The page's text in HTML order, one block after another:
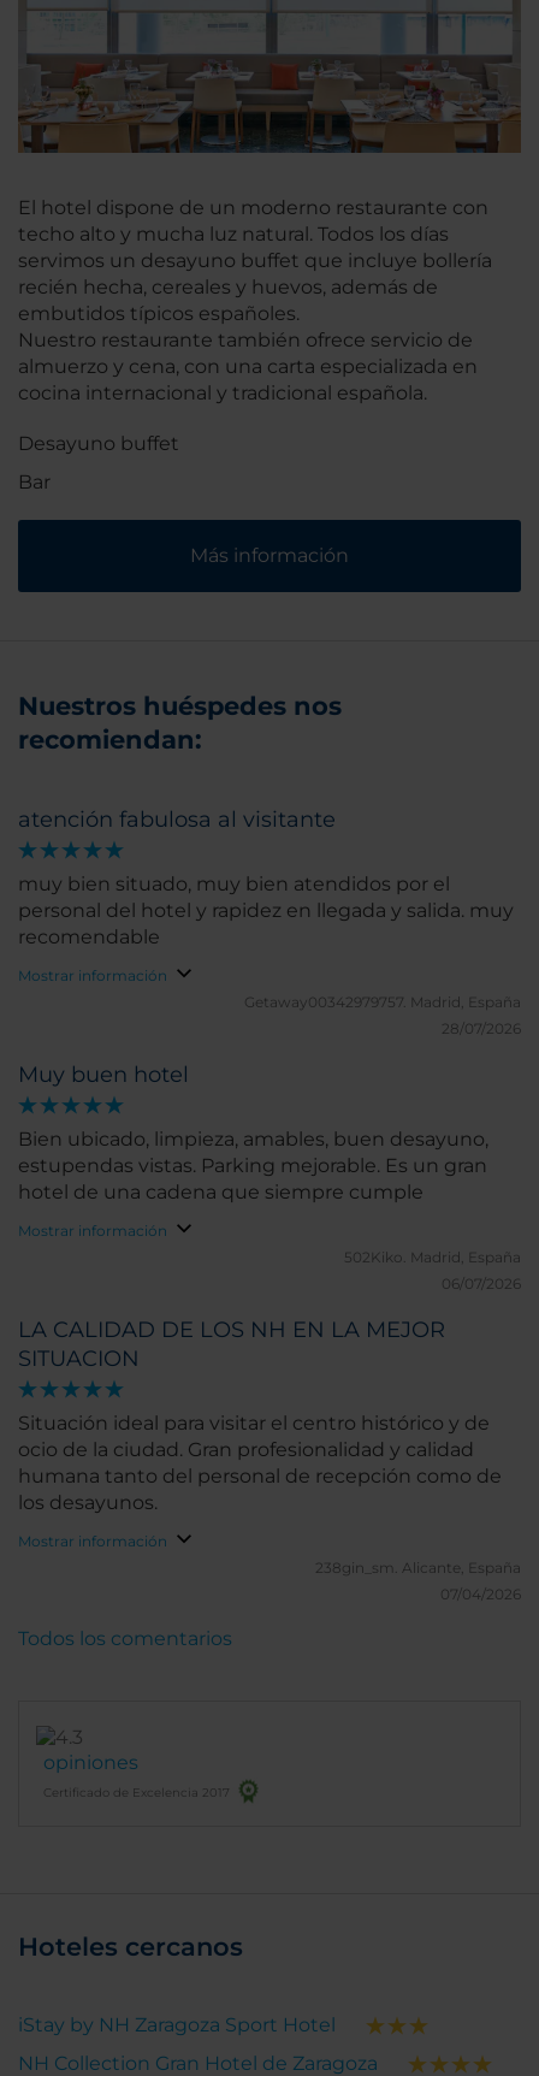
El hotel dispone de un moderno restaurante con
techo alto y mucha luz natural. Todos los días
servimos un desayuno buffet que incluye bollería
recién hecha, cereales y huevos, además de
embutidos típicos españoles.
Nuestro restaurante también ofrece servicio de
almuerzo y cena, con una carta especializada en
cocina internacional y tradicional española.
Desayuno buffet
Bar
Más información
Nuestros huéspedes nos
recomiendan:
atención fabulosa al visitante
muy bien situado, muy bien atendidos por el
personal del hotel y rapidez en llegada y salida. muy
recomendable
Mostrar información
Getaway00342979757. Madrid, España
28/07/2026
Muy buen hotel
Bien ubicado, limpieza, amables, buen desayuno,
estupendas vistas. Parking mejorable. Es un gran
hotel de una cadena que siempre cumple
Mostrar información
502Kiko. Madrid, España
06/07/2026
LA CALIDAD DE LOS NH EN LA MEJOR
SITUACION
Situación ideal para visitar el centro histórico y de
ocio de la ciudad. Gran profesionalidad y calidad
humana tanto del personal de recepción como de
los desayunos.
Mostrar información
238gin_sm. Alicante, España
07/04/2026
opiniones
Certificado de Excelencia 2017
Todos los comentarios
Hoteles cercanos
iStay by NH Zaragoza Sport Hotel
NH Collection Gran Hotel de Zaragoza